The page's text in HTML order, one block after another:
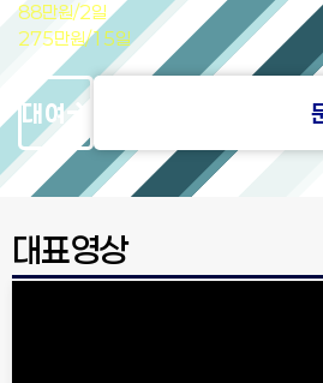
88만원/2일
275만원/15일
대여
대표영상